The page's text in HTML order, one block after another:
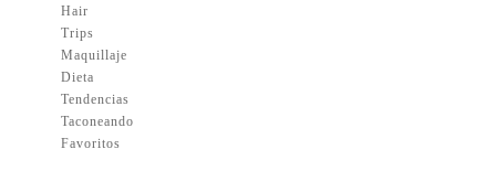
Hair
Trips
Maquillaje
Dieta
Tendencias
Taconeando
Favoritos